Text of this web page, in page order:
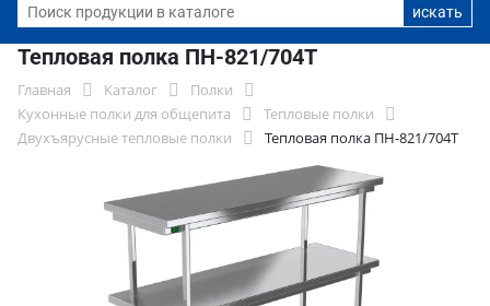
Тепловая полка ПН-821/704Т
Главная Каталог
Полки
Кухонные полки для общепита
Тепловые полки
Двухъярусные тепловые полки
Тепловая полка ПН-821/704Т